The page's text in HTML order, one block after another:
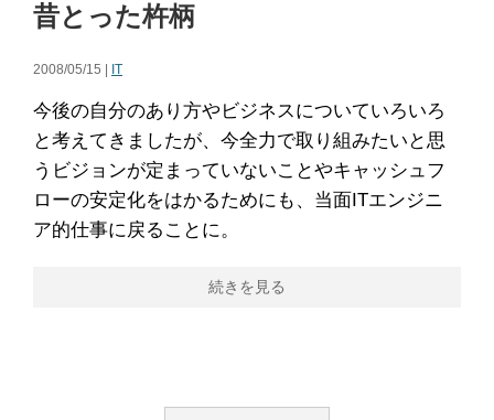
昔とった杵柄
2008/05/15 | IT
今後の自分のあり方やビジネスについていろいろ
と考えてきましたが、今全力で取り組みたいと思
うビジョンが定まっていないことやキャッシュフ
ローの安定化をはかるためにも、当面ITエンジニ
ア的仕事に戻ることに。
続きを見る